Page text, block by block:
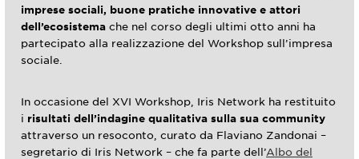
imprese sociali, buone pratiche innovative e attori
dell’ecosistema che nel corso degli ultimi otto anni ha
partecipato alla realizzazione del Workshop sull’impresa
sociale.
In occasione del XVI Workshop, Iris Network ha restituito
i risultati dell’indagine qualitativa sulla sua community
attraverso un resoconto, curato da Flaviano Zandonai –
segretario di Iris Network – che fa parte dell’Albo del